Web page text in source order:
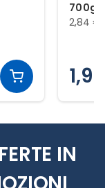
700g
2,84 €
IN